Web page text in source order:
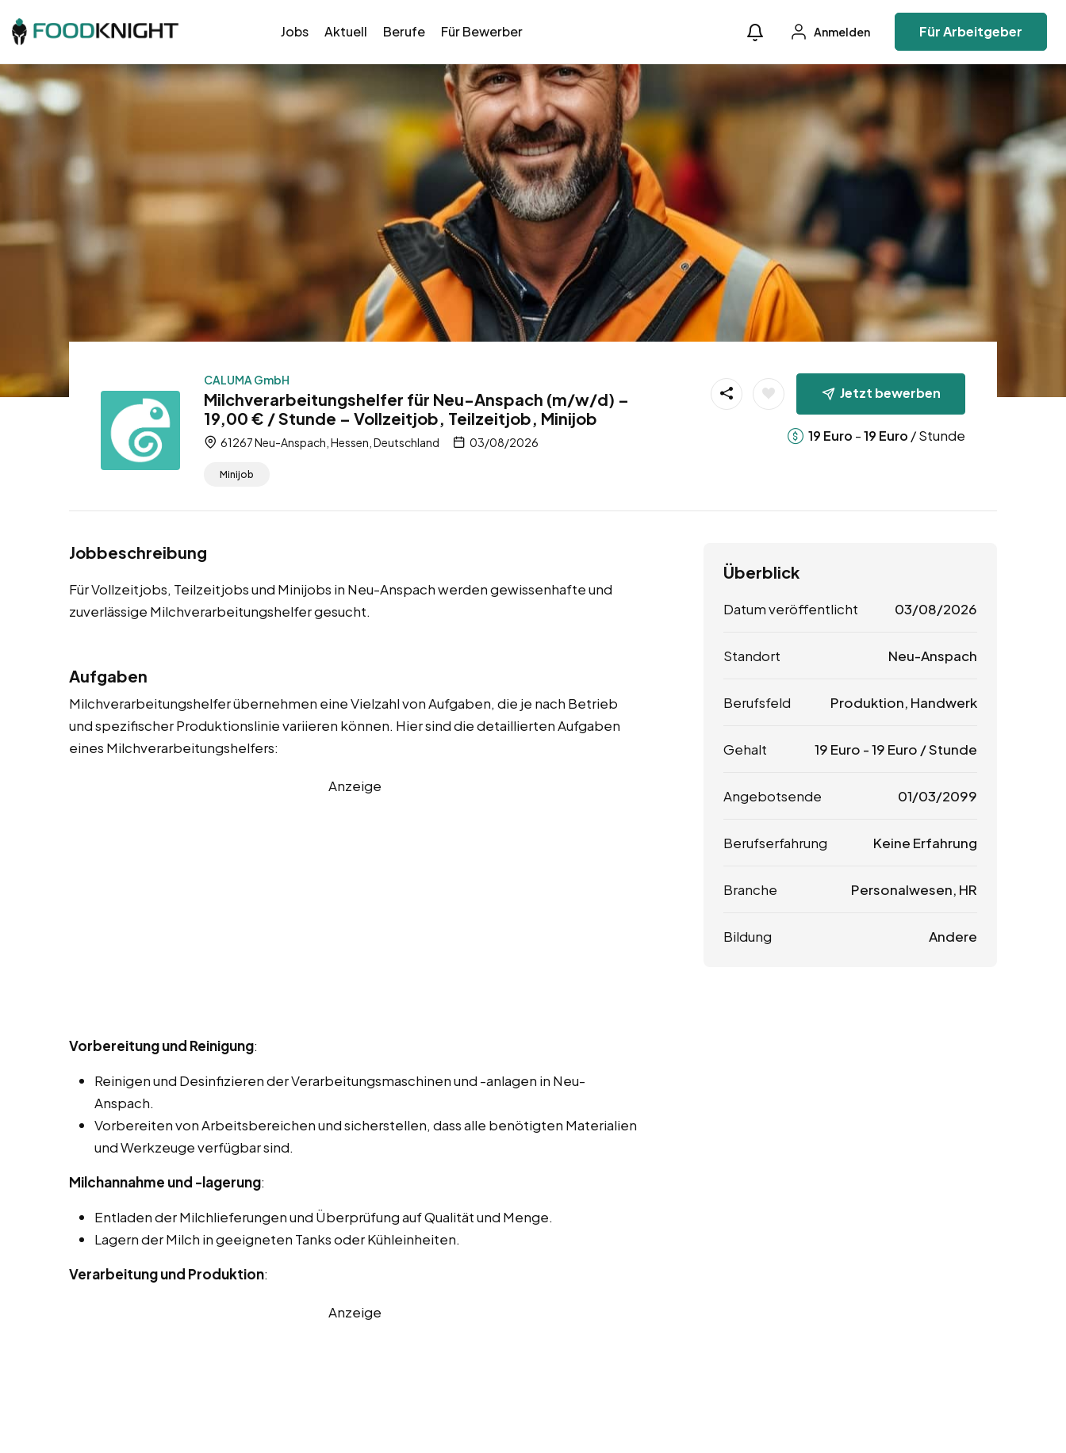
Jobs Aktuell Berufe Für Bewerber Anmelden Für Arbeitgeber
CALUMA GmbH
Milchverarbeitungshelfer für Neu-Anspach (m/w/d) –
19,00 € / Stunde – Vollzeitjob, Teilzeitjob, Minijob
61267 Neu-Anspach, Hessen, Deutschland 03/08/2026
Minijob
Jetzt bewerben
19 Euro -19 Euro / Stunde
Jobbeschreibung
Für Vollzeitjobs, Teilzeitjobs und Minijobs in Neu-Anspach werden gewissenhafte und
zuverlässige Milchverarbeitungshelfer gesucht.
Aufgaben
Milchverarbeitungshelfer übernehmen eine Vielzahl von Aufgaben, die je nach Betrieb
und spezifischer Produktionslinie variieren können. Hier sind die detaillierten Aufgaben
eines Milchverarbeitungshelfers:
Anzeige
Vorbereitung und Reinigung:
Reinigen und Desinfizieren der Verarbeitungsmaschinen und -anlagen in Neu-
Anspach.
Vorbereiten von Arbeitsbereichen und sicherstellen, dass alle benötigten Materialien
und Werkzeuge verfügbar sind.
Milchannahme und -lagerung:
Entladen der Milchlieferungen und Überprüfung auf Qualität und Menge.
Lagern der Milch in geeigneten Tanks oder Kühleinheiten.
Verarbeitung und Produktion:
Anzeige
Überblick
Datum veröffentlicht 03/08/2026
Standort Neu-Anspach
Berufsfeld Produktion, Handwerk
Gehalt 19 Euro -19 Euro / Stunde
Angebotsende 01/03/2099
Berufserfahrung Keine Erfahrung
Branche Personalwesen, HR
Bildung Andere